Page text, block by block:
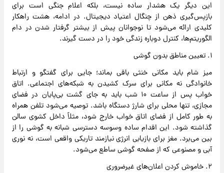
این دیگر یک هشدار ساده نیست، بلکه اعلام جنگی است برای
بازپس‌گیری ذهن از چنگال اعتیاد دیجیتال. در ادامه، هشت راهکار
کلیدی ارائه می‌شود تا نوجوانان پیش از بیشتر گرفتار شدن در دام
الگوریتم‌ها، کنترل دوباره زندگی خود را در دست گیرند.
۱. تعیین مناطق بدون گوشی
میز شام باید مکانی خنثی باقی بماند؛ جایی برای گفتگو و ارتباط
خانوادگی نه مکانی برای سرک کشیدن به شبکه‌های اجتماعی. اتاق
خواب پس از ساعت ۱۰ شب باید به جای گشت بی‌پایان در فضای
مجازی، تنها محلی برای شارژ دستگاه باشد. توصیه می‌شود تلفن همراه
به طور کامل از فضای اتاق خواب خارج شود، مثلاً داخل کشوی سالن
گذاشته شود. این اقدام ساده وسوسه دسترسی شبانه به گوشی را از
بین می‌برد. مغز برای بازیابی انرژی نیازمند تاریکی واقعی است، نه نوری
آبی و مصنوعی که از صفحه گوشی ساطع می‌شود.
۲. خاموش کردن اعلان‌های غیرضروری